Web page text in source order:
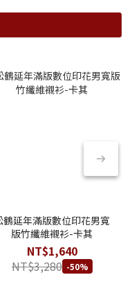
鶴延年滿版數位印花男寬
版竹纖維襯衫-卡其
NT$1,640
NT$3,280 -50%